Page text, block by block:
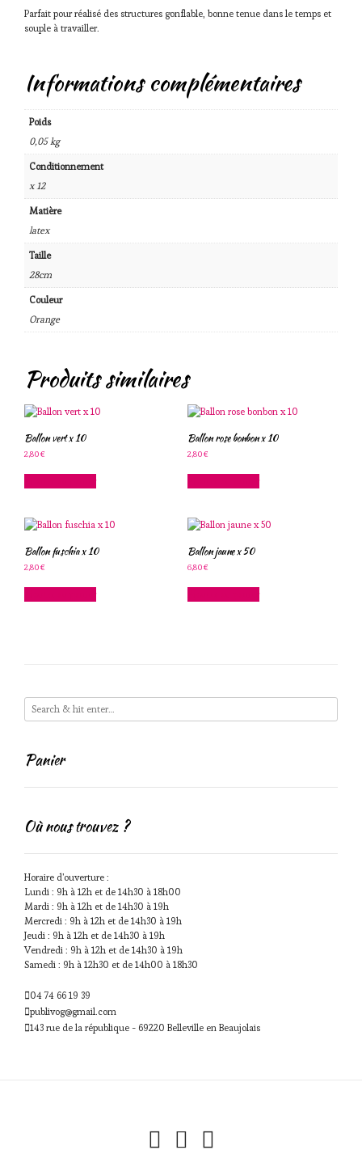
Parfait pour réalisé des structures gonflable, bonne tenue dans le temps et
souple à travailler.
Informations complémentaires
Poids
0,05 kg
Conditionnement
x 12
Matière
latex
Taille
28cm
Couleur
Orange
Produits similaires
Ballon vert x 10
2,80€
Ballon rose bonbon x 10
2,80€
Ballon fuschia x 10
2,80€
Ballon jaune x 50
6,80€
Panier
Où nous trouvez ?
Horaire d'ouverture :
Lundi : 9h à 12h et de 14h30 à 18h00
Mardi : 9h à 12h et de 14h30 à 19h
Mercredi : 9h à 12h et de 14h30 à 19h
Jeudi : 9h à 12h et de 14h30 à 19h
Vendredi : 9h à 12h et de 14h30 à 19h
Samedi : 9h à 12h30 et de 14h00 à 18h30
04 74 66 19 39
publivog@gmail.com
143 rue de la république - 69220 Belleville en Beaujolais